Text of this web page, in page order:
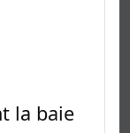
la baie